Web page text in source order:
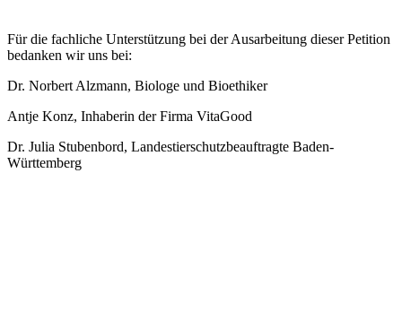
Für die fachliche Unterstützung bei der Ausarbeitung dieser Petition
bedanken wir uns bei:
Dr. Norbert Alzmann, Biologe und Bioethiker
Antje Konz, Inhaberin der Firma VitaGood
Dr. Julia Stubenbord, Landestierschutzbeauftragte Baden-
Württemberg